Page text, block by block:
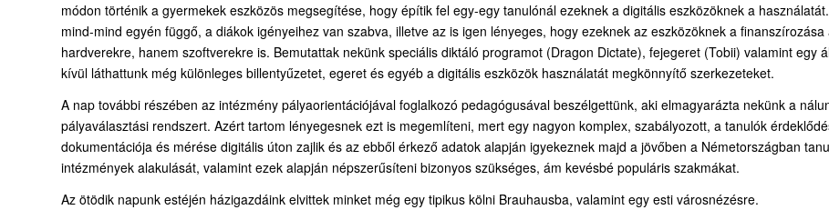
módon történik a gyermekek eszközös megsegítése, hogy építik fel egy-egy tanulónál ezeknek a digitális eszközöknek a
mind-mind egyén függő, a diákok igényeihez van szabva, illetve az is igen lényeges, hogy ezeknek az eszközöknek a
hardverekre, hanem szoftverekre is. Bemutattak nekünk speciális diktáló programot (Dragon Dictate), fejegeret (Tobii) valamint egy
kívül láthattunk még különleges billentyűzetet, egeret és egyéb a digitális eszközök használatát megkönnyítő szerkezeteket.
A nap további részében az intézmény pályaorientációjával foglalkozó pedagógusával beszélgettünk, aki elmagyarázta nekünk a
pályaválasztási rendszert. Azért tartom lényegesnek ezt is megemlíteni, mert egy nagyon komplex, szabályozott, a tanulók
dokumentációja és mérése digitális úton zajlik és az ebből érkező adatok alapján igyekeznek majd a jövőben a Németországban
intézmények alakulását, valamint ezek alapján népszerűsíteni bizonyos szükséges, ám kevésbé populáris szakmákat.
Az ötödik napunk estéjén házigazdáink elvittek minket még egy tipikus kölni Brauhausba, valamint egy esti városnézésre.